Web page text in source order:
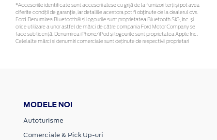
*Accesoriile identificate sunt accesorii alese cu grijă de la furnizori terți și pot avea
diferite condiții de garanție, iar detaliile acestora pot fi obținute de la dealerul dvs.
Ford. Denumirea Bluetooth® și logourile sunt proprietatea Bluetooth SIG, Inc. și
orice utilizare a unor astfel de mărci de către compania Ford Motor Company se
face sub licență. Denumirea iPhone/iPod și logourile sunt proprietatea Apple Inc.
Celelalte mărci și denumiri comerciale sunt deținute de respectivii proprietari
MODELE NOI
Autoturisme
Comerciale & Pick Up-uri